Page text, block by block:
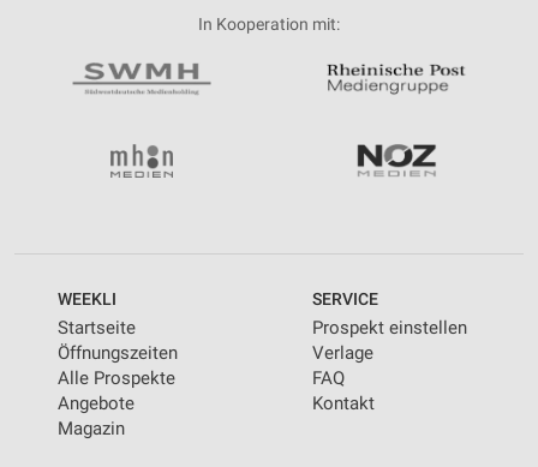
In Kooperation mit:
WEEKLI
Startseite
Öffnungszeiten
Alle Prospekte
Angebote
Magazin
SERVICE
Prospekt einstellen
Verlage
FAQ
Kontakt